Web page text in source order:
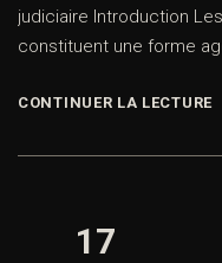
judiciaire Introduction
constituent une forme
CONTINUER LA LECTURE
17